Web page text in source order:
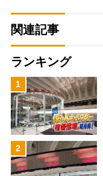
関連記事
ランキング
1
2